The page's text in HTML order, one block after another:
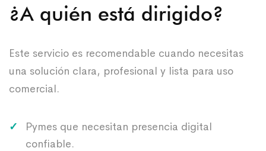
¿A quién está dirigido?
Este servicio es recomendable cuando necesitas
una solución clara, profesional y lista para uso
comercial.
Pymes que necesitan presencia digital
confiable.